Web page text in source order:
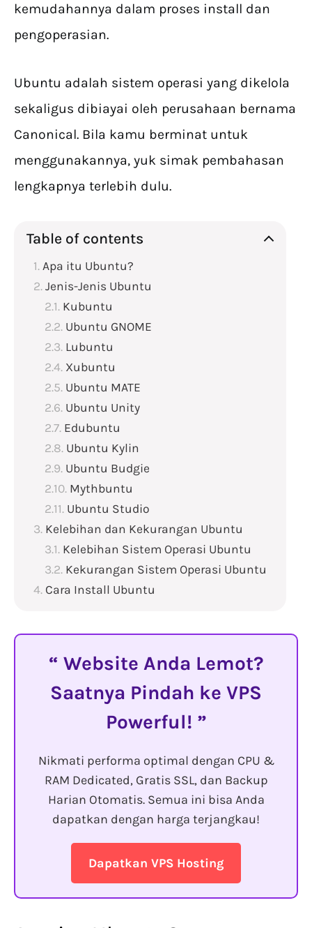
kemudahannya dalam proses install dan
pengoperasian.
Ubuntu adalah sistem operasi yang dikelola
sekaligus dibiayai oleh perusahaan bernama
Canonical. Bila kamu berminat untuk
menggunakannya, yuk simak pembahasan
lengkapnya terlebih dulu.
Table of contents
Apa itu Ubuntu?
Jenis-Jenis Ubuntu
Kubuntu
Ubuntu GNOME
Lubuntu
Xubuntu
Ubuntu MATE
Ubuntu Unity
Edubuntu
Ubuntu Kylin
Ubuntu Budgie
Mythbuntu
Ubuntu Studio
Kelebihan dan Kekurangan Ubuntu
Kelebihan Sistem Operasi Ubuntu
Kekurangan Sistem Operasi Ubuntu
Cara Install Ubuntu
Website Anda Lemot?
Saatnya Pindah ke VPS
Powerful!
Nikmati performa optimal dengan CPU &
RAM Dedicated, Gratis SSL, dan Backup
Harian Otomatis. Semua ini bisa Anda
dapatkan dengan harga terjangkau!
Dapatkan VPS Hosting